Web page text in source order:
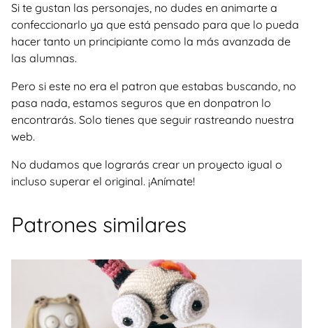
Si te gustan las personajes, no dudes en animarte a
confeccionarlo ya que está pensado para que lo pueda
hacer tanto un principiante como la más avanzada de
las alumnas.
Pero si este no era el patron que estabas buscando, no
pasa nada, estamos seguros que en donpatron lo
encontrarás. Solo tienes que seguir rastreando nuestra
web.
No dudamos que lograrás crear un proyecto igual o
incluso superar el original. ¡Anímate!
Patrones similares